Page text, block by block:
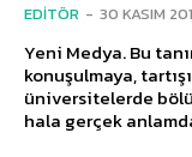
EDITÖR - 30 KASIM
Yeni Medya. Bu
konuşulmaya,
üniversitelerde
hala gerçek